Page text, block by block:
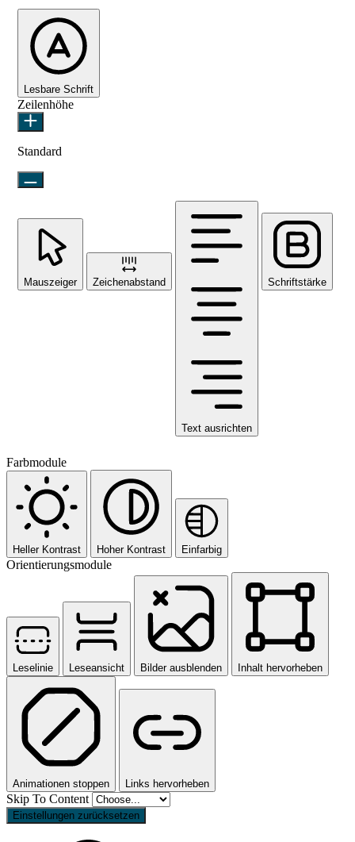
Lesbare Schrift
Zeilenhöhe
Standard
Mauszeiger Zeichenabstand
Text ausrichten
Schriftstärke
Farbmodule
Heller Kontrast Hoher Kontrast Einfarbig
Orientierungsmodule
Leselinie Leseansicht Bilder ausblenden Inhalt hervorheben
Animationen stoppen Links hervorheben
Skip To Content
Einstellungen zurücksetzen